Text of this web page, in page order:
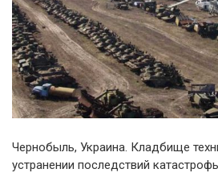
Чернобыль, Украина. Кладбище
устранении последствий